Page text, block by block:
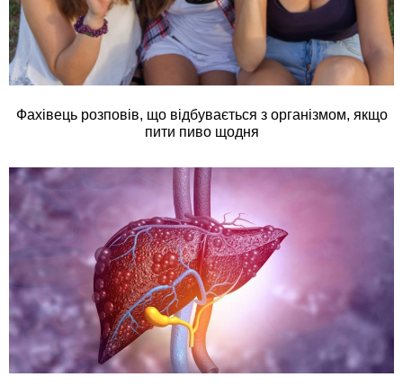
Фахівець розповів, що відбувається з організмом, якщо
пити пиво щодня